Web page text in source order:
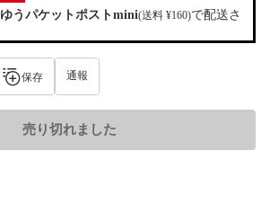
ゆうパケットポストmini(送料 ¥160)で配送さ
保存 通報
売り切れました